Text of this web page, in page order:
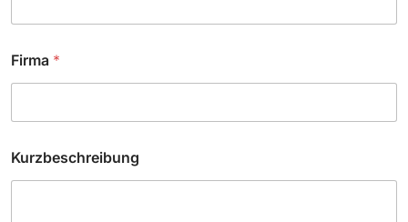
E
M
C
e
c
Firma *
Kurzbeschreibung